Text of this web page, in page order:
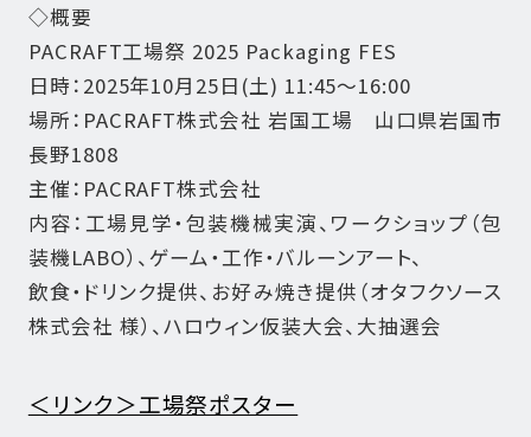
◇概要
PACRAFT工場祭 2025 Packaging FES
日時：2025年10月25日(土) 11:45～16:00
場所：PACRAFT株式会社 岩国工場 山口県岩国市
長野1808
主催：PACRAFT株式会社
内容：工場見学・包装機械実演、ワークショップ（包
装機LABO）、ゲーム・工作・バルーンアート、
飲食・ドリンク提供、お好み焼き提供（オタフクソース
株式会社 様）、ハロウィン仮装大会、大抽選会
＜リンク＞工場祭ポスター